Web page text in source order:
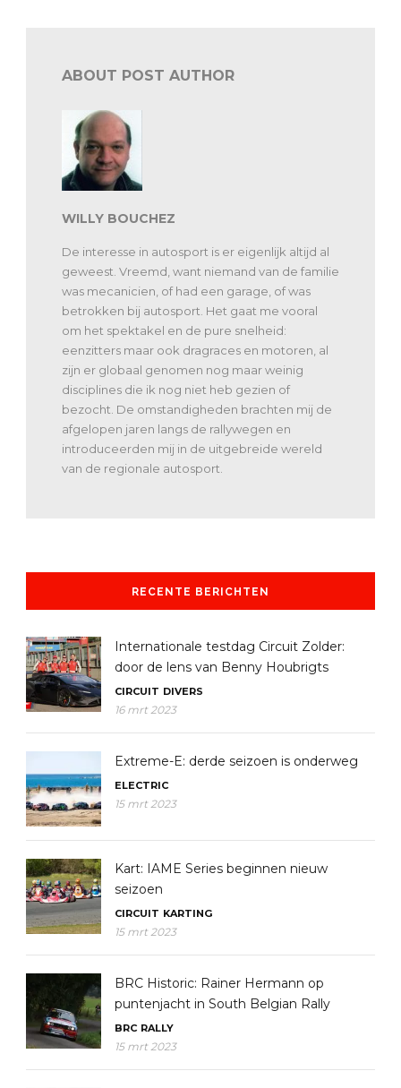
ABOUT POST AUTHOR
WILLY BOUCHEZ
De interesse in autosport is er eigenlijk altijd al
geweest. Vreemd, want niemand van de familie
was mecanicien, of had een garage, of was
betrokken bij autosport. Het gaat me vooral
om het spektakel en de pure snelheid:
eenzitters maar ook dragraces en motoren, al
zijn er globaal genomen nog maar weinig
disciplines die ik nog niet heb gezien of
bezocht. De omstandigheden brachten mij de
afgelopen jaren langs de rallywegen en
introduceerden mij in de uitgebreide wereld
van de regionale autosport.
RECENTE BERICHTEN
Internationale testdag Circuit Zolder:
door de lens van Benny Houbrigts
CIRCUIT DIVERS
16 mrt 2023
Extreme-E: derde seizoen is onderweg
ELECTRIC
15 mrt 2023
Kart: IAME Series beginnen nieuw
seizoen
CIRCUIT KARTING
15 mrt 2023
BRC Historic: Rainer Hermann op
puntenjacht in South Belgian Rally
BRC RALLY
15 mrt 2023